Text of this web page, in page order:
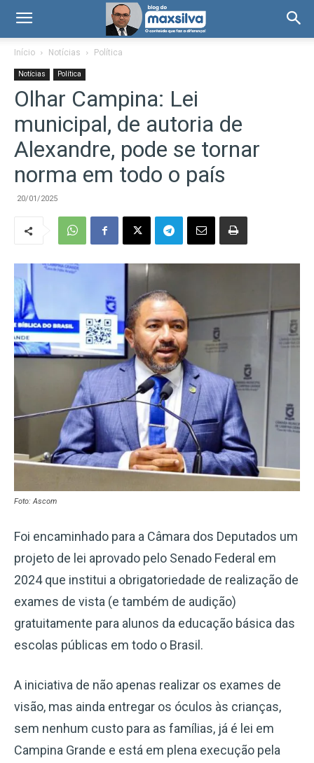
Início Notícias Política
Notícias Política
Olhar Campina: Lei
municipal, de autoria de
Alexandre, pode se tornar
norma em todo o país
20/01/2025
Foto: Ascom
Foi encaminhado para a Câmara dos Deputados um
projeto de lei aprovado pelo Senado Federal em
2024 que institui a obrigatoriedade de realização de
exames de vista (e também de audição)
gratuitamente para alunos da educação básica das
escolas públicas em todo o Brasil.
A iniciativa de não apenas realizar os exames de
visão, mas ainda entregar os óculos às crianças,
sem nenhum custo para as famílias, já é lei em
Campina Grande e está em plena execução pela